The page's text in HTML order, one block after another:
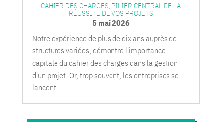
CAHIER DES CHARGES, PILIER CENTRAL DE LA
RÉUSSITE DE VOS PROJETS
5 mai 2026
Notre expérience de plus de dix ans auprès de
structures variées, démontre l'importance
capitale du cahier des charges dans la gestion
d'un projet. Or, trop souvent, les entreprises se
lancent...